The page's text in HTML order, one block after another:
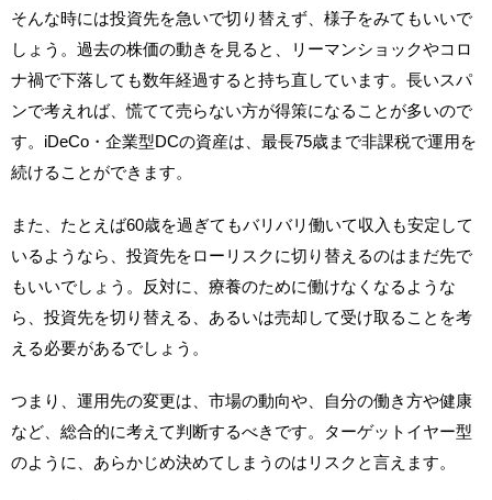
そんな時には投資先を急いで切り替えず、様子をみてもいいで
しょう。過去の株価の動きを見ると、リーマンショックやコロ
ナ禍で下落しても数年経過すると持ち直しています。長いスパ
ンで考えれば、慌てて売らない方が得策になることが多いので
す。iDeCo・企業型DCの資産は、最長75歳まで非課税で運用を
続けることができます。
また、たとえば60歳を過ぎてもバリバリ働いて収入も安定して
いるようなら、投資先をローリスクに切り替えるのはまだ先で
もいいでしょう。反対に、療養のために働けなくなるような
ら、投資先を切り替える、あるいは売却して受け取ることを考
える必要があるでしょう。
つまり、運用先の変更は、市場の動向や、自分の働き方や健康
など、総合的に考えて判断するべきです。ターゲットイヤー型
のように、あらかじめ決めてしまうのはリスクと言えます。